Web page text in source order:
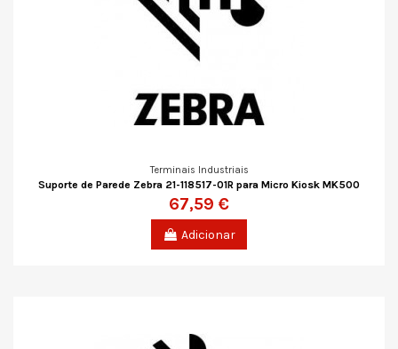
Terminais Industriais
Suporte de Parede Zebra 21-118517-01R para Micro Kiosk MK500
67,59 €
Adicionar